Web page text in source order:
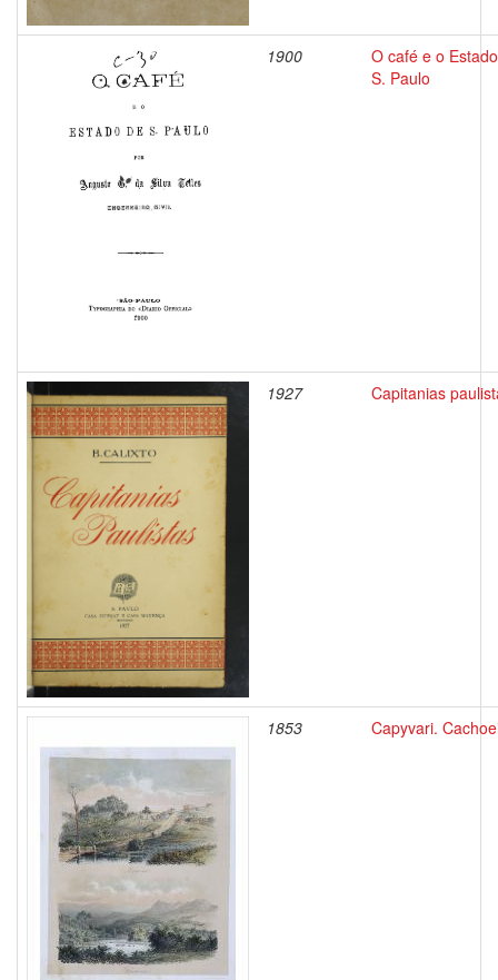
1900
O café e o
S. Paulo
1927 Capitanias
1853 Capyvari.